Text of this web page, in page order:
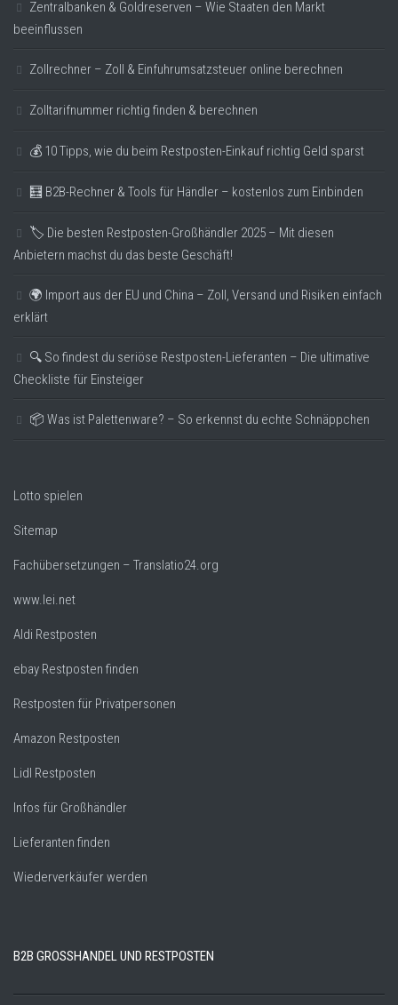
Zentralbanken & Goldreserven – Wie Staaten den Markt
beeinflussen
Zollrechner – Zoll & Einfuhrumsatzsteuer online berechnen
Zolltarifnummer richtig finden & berechnen
💰 10 Tipps, wie du beim Restposten-Einkauf richtig Geld sparst
🧮 B2B-Rechner & Tools für Händler – kostenlos zum Einbinden
🏷️ Die besten Restposten-Großhändler 2025 – Mit diesen
Anbietern machst du das beste Geschäft!
🌍 Import aus der EU und China – Zoll, Versand und Risiken einfach
erklärt
🔍 So findest du seriöse Restposten-Lieferanten – Die ultimative
Checkliste für Einsteiger
📦 Was ist Palettenware? – So erkennst du echte Schnäppchen
Lotto spielen
Sitemap
Fachübersetzungen – Translatio24.org
www.lei.net
Aldi Restposten
ebay Restposten finden
Restposten für Privatpersonen
Amazon Restposten
Lidl Restposten
Infos für Großhändler
Lieferanten finden
Wiederverkäufer werden
B2B GROSSHANDEL UND RESTPOSTEN